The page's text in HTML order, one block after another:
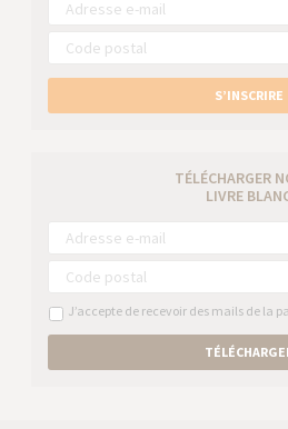
S’INSCRIRE
TÉLÉCHARGER
LIVRE
J’accepte de recevoir des mails de la